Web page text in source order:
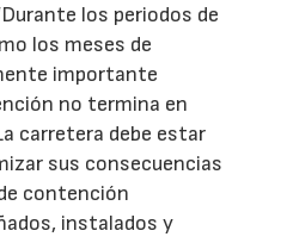
los periodos de
los meses de
importante
no termina en
carretera debe estar
sus consecuencias
contención
instalados y